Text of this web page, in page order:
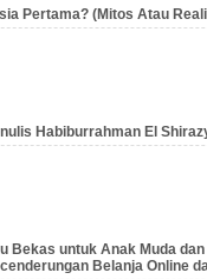
Pertama? (Mitos Atau
Habiburrahman El
Bekas untuk Anak Muda
Belanja Online